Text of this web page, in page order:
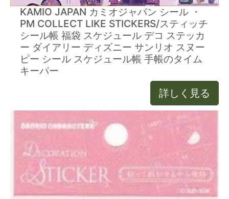
KAMIO JAPAN カミオジャパン シール ・
PM COLLECT LIKE STICKERS/スティッチ
シール帳 福袋 スケジュール デコ ステッカ
ー ダイアリー ディズニー サンリオ スヌー
ピー シール スケジュール帳 手帳のタイム
キーパー
詳しく見る